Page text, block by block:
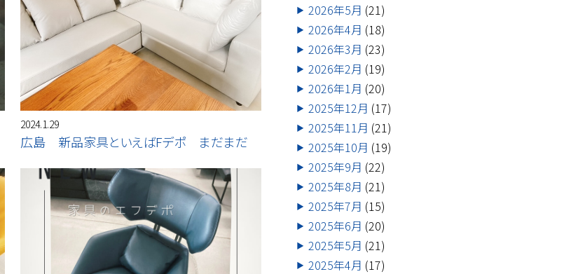
2024.1.29
広島 新品家具といえばFデポ まだまだ
2026年5月 (21)
2026年4月 (18)
2026年3月 (23)
2026年2月 (19)
2026年1月 (20)
2025年12月 (17)
2025年11月 (21)
2025年10月 (19)
2025年9月 (22)
2025年8月 (21)
2025年7月 (15)
2025年6月 (20)
2025年5月 (21)
2025年4月 (17)